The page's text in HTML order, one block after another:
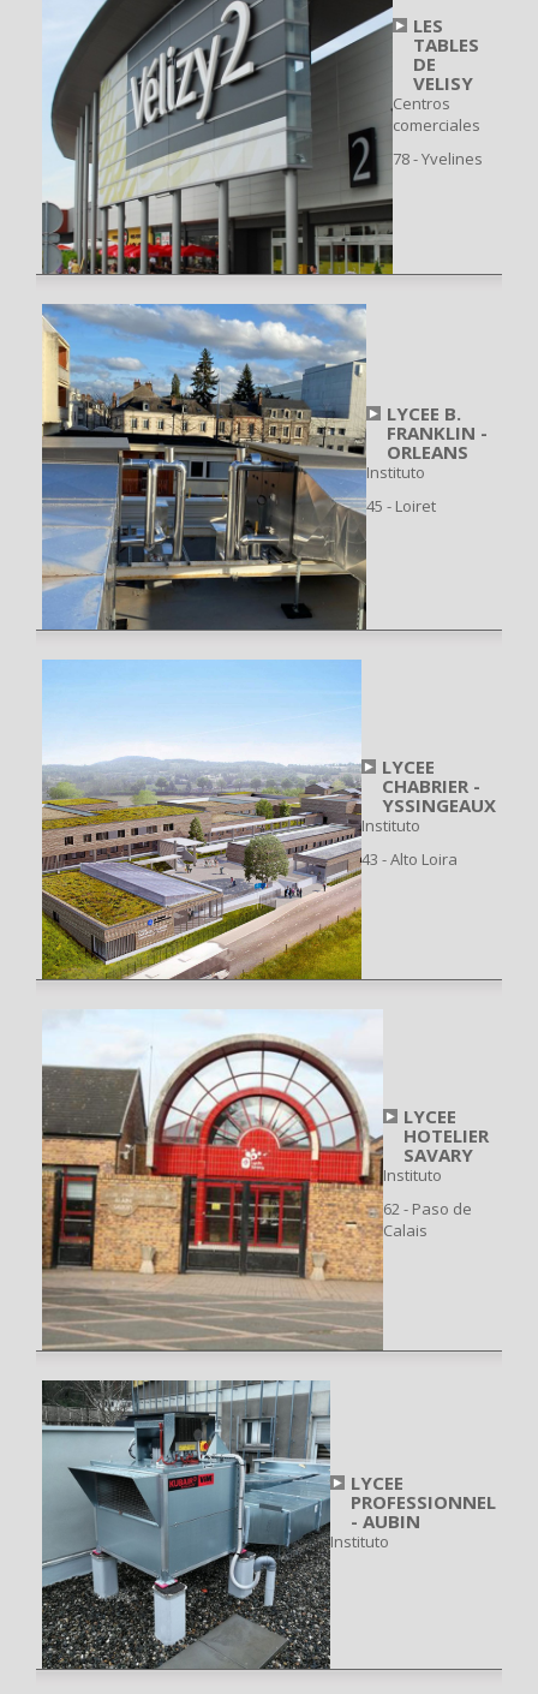
LES
TABLES
DE
VELISY
Centros
comerciales
78 - Yvelines
LYCEE B.
FRANKLIN -
ORLEANS
Instituto
45 - Loiret
LYCEE
CHABRIER -
YSSINGEAUX
Instituto
43 - Alto Loira
LYCEE
HOTELIER
SAVARY
Instituto
62 - Paso de
Calais
LYCEE
PROFESSIONNEL
- AUBIN
Instituto